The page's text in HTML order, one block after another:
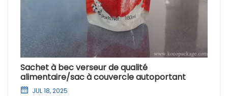
Sachet à bec verseur de qualité
alimentaire/sac à couvercle autoportant
JUL 18, 2025